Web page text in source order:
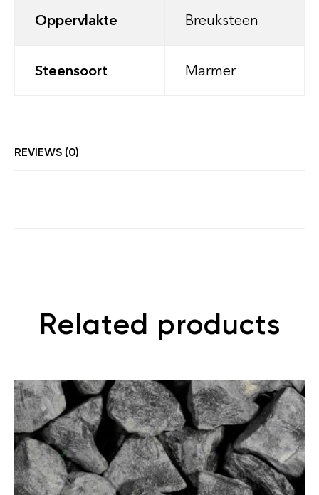
Oppervlakte Breuksteen
Steensoort Marmer
REVIEWS (0)
Related products